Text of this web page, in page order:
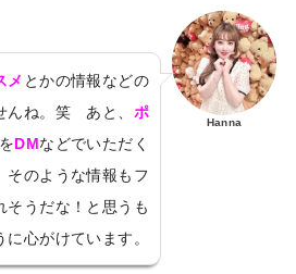
メ とかの情報などの
んね。笑 あと、 ポ
DMなどでいただく
そのような情報もフ
そうだな！と思うも
心がけています。
Hanna